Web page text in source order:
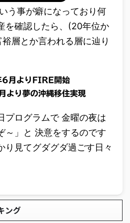
う事が癖になっており何
を確認したら、(20年位か
層とか言われる層に辿り
月よりFIRE開始
り夢の沖縄移住実現
プログラムで 金曜の夜は
～」と 決意をするのです
り見てグダグダ過ごす日々
ング